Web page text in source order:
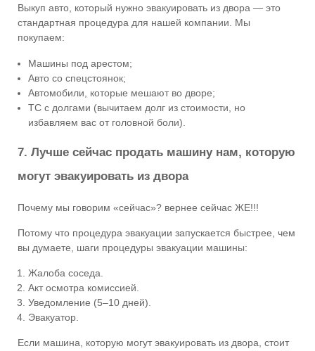
Выкуп авто, который нужно эвакуировать из двора — это
стандартная процедура для нашей компании. Мы
покупаем:
Машины под арестом;
Авто со спецстоянок;
Автомобили, которые мешают во дворе;
ТС с долгами (вычитаем долг из стоимости, но
избавляем вас от головной боли).
7. Лучше сейчас продать машину нам, которую
могут эвакуировать из двора
Почему мы говорим «сейчас»? вернее сейчас ЖЕ!!!
Потому что процедура эвакуации запускается быстрее, чем
вы думаете, шаги процедуры эвакуации машины:
Жалоба соседа.
Акт осмотра комиссией.
Уведомление (5–10 дней).
Эвакуатор.
Если машина, которую могут эвакуировать из двора, стоит